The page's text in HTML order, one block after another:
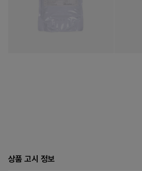
상품 고시 정보